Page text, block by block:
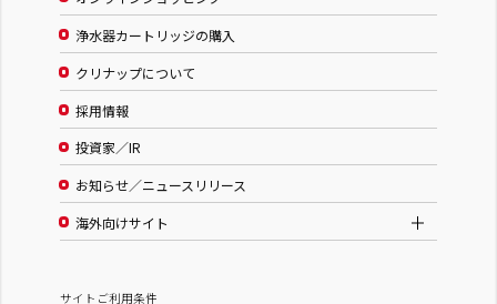
浄水器カートリッジの購入
クリナップについて
採用情報
投資家／IR
お知らせ／ニュースリリース
海外向けサイト
サイトご利用条件